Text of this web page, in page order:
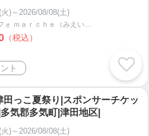
)～2026/08/08(土)
（税込）
ト
田っこ夏祭り|スポンサーチケッ
多気郡多気町|津田地区|
)～2026/08/08(土)